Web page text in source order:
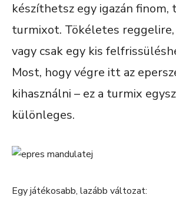
készíthetsz egy igazán finom,
turmixot. Tökéletes reggelire,
vagy csak egy kis
Most, hogy végre itt az
kihasználni – ez a turmix
különleges.
Egy játékosabb, lazább változat: